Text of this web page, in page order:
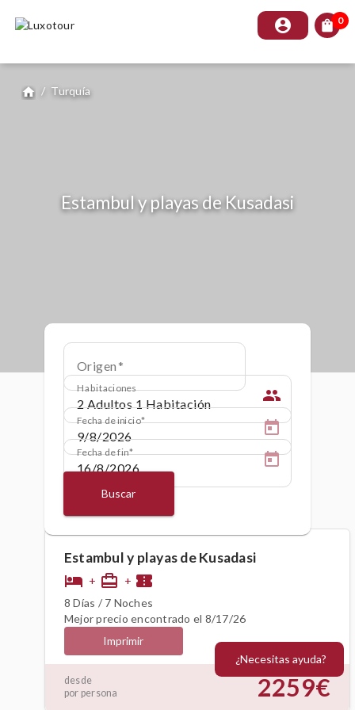
account_circle shopping_bag 0
home / Turquía
Estambul y playas de Kusadasi
Origen
Habitaciones people
Fecha de inicio
Fecha de fin
Buscar
Estambul y playas de Kusadasi
hotel + card_travel + confirmation_number
8 Días / 7 Noches
Mejor precio encontrado el 8/17/26
Imprimir
desde
por persona
2259€
¿Necesitas ayuda?